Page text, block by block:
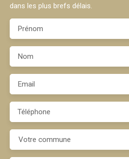
dans les plus brefs délais.
Prénom
Nom
Email
Téléphone
Votre commune